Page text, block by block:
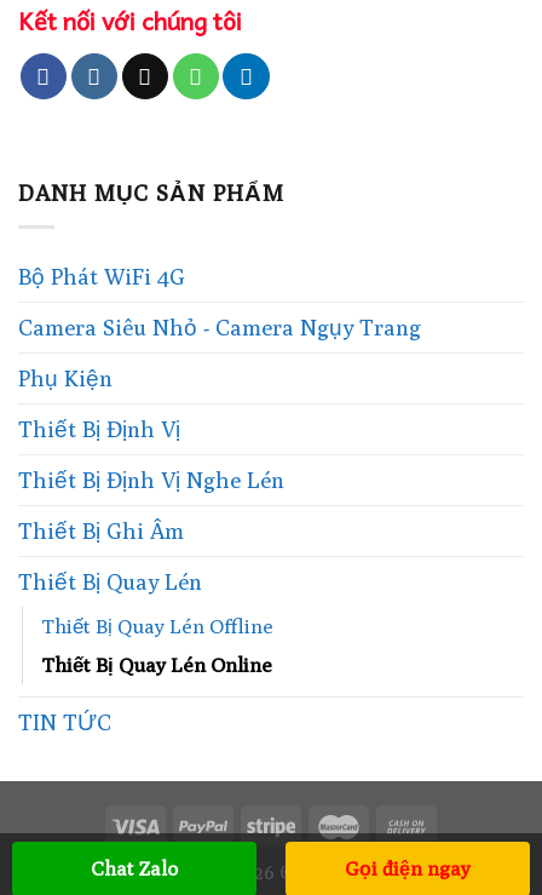
Kết nối với chúng tôi
DANH MỤC SẢN PHẨM
Bộ Phát WiFi 4G
Camera Siêu Nhỏ - Camera Ngụy Trang
Phụ Kiện
Thiết Bị Định Vị
Thiết Bị Định Vị Nghe Lén
Thiết Bị Ghi Âm
Thiết Bị Quay Lén
Thiết Bị Quay Lén Offline
Thiết Bị Quay Lén Online
TIN TỨC
Copyright 2026 © UX Themes
Chat Zalo Gọi điện ngay